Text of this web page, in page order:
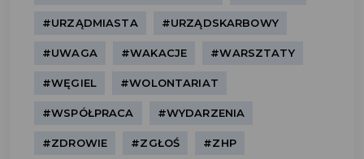
#URZĄDMIASTA #URZĄDSKARBOWY
#UWAGA #WAKACJE #WARSZTATY
#WĘGIEL #WOLONTARIAT
#WSPÓŁPRACA #WYDARZENIA
#ZDROWIE #ZGŁOŚ #ZHP